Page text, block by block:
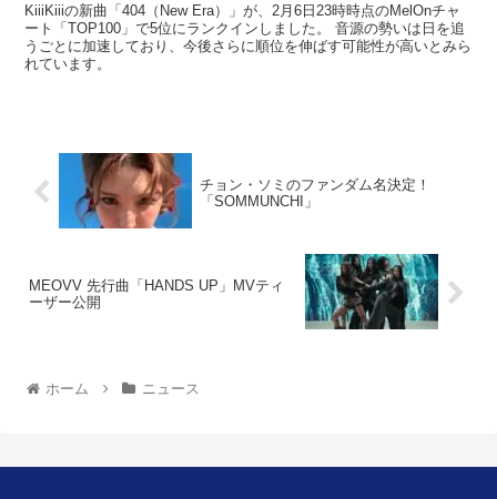
KiiiKiiiの新曲「404（New Era）」が、2月6日23時時点のMelOnチャ
ート「TOP100」で5位にランクインしました。 音源の勢いは日を追
うごとに加速しており、今後さらに順位を伸ばす可能性が高いとみら
れています。
チョン・ソミのファンダム名決定！
「SOMMUNCHI」
MEOVV 先行曲「HANDS UP」MVティ
ーザー公開
ホーム ニュース